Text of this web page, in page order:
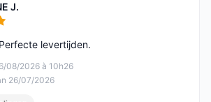
J.
5 van 5
08/2026 à 10h26
26/07/2026
levertijden.